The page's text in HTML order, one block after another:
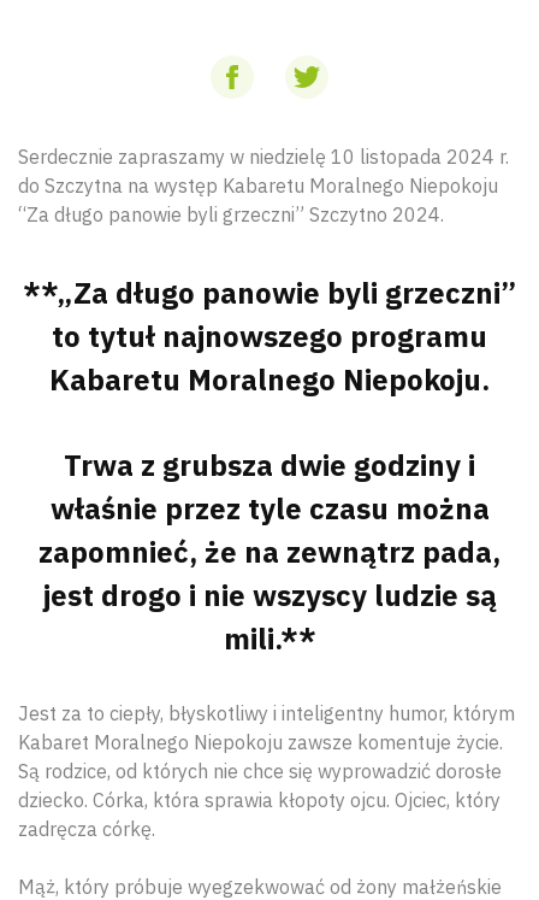
Serdecznie zapraszamy w niedzielę 10 listopada 2024 r.
do Szczytna na występ Kabaretu Moralnego Niepokoju
“Za długo panowie byli grzeczni” Szczytno 2024.
**„Za długo panowie byli grzeczni”
to tytuł najnowszego programu
Kabaretu Moralnego Niepokoju.
Trwa z grubsza dwie godziny i
właśnie przez tyle czasu można
zapomnieć, że na zewnątrz pada,
jest drogo i nie wszyscy ludzie są
mili.**
Jest za to ciepły, błyskotliwy i inteligentny humor, którym
Kabaret Moralnego Niepokoju zawsze komentuje życie.
Są rodzice, od których nie chce się wyprowadzić dorosłe
dziecko. Córka, która sprawia kłopoty ojcu. Ojciec, który
zadręcza córkę.
Mąż, który próbuje wyegzekwować od żony małżeńskie